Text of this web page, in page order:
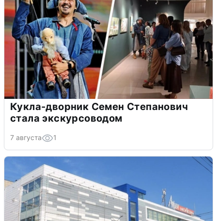
Кукла-дворник Семен Степанович
стала экскурсоводом
7 августа 1